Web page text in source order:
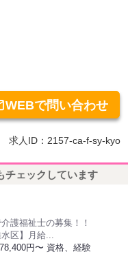
WEBで問い合わせ
求人ID：2157-ca-f-sy-kyo
チェックしています
護福祉士の募集！！
水区】月給...
円〜 資格、経験